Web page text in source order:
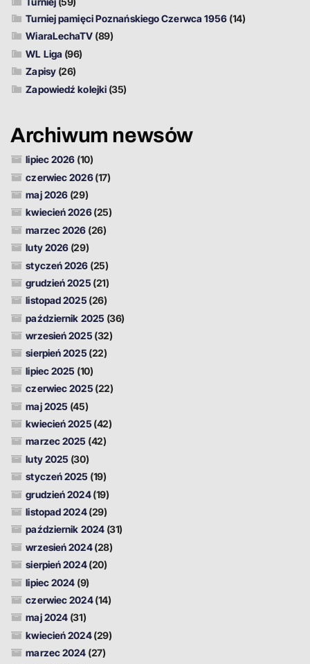
Turniej pamięci Poznańskiego Czerwca 1956 (14)
WiaraLechaTV (89)
WL Liga (96)
Zapisy(26)
Zapowiedź kolejki (35)
Archiwum newsów
lipiec 2026 (10)
czerwiec 2026(17)
maj 2026 (29)
kwiecień 2026(25)
marzec 2026 (26)
luty 2026 (29)
styczeń 2026 (25)
grudzień 2025 (21)
listopad 2025 (26)
październik 2025 (36)
wrzesień 2025 (32)
sierpień 2025 (22)
lipiec 2025 (10)
czerwiec 2025 (22)
maj 2025 (45)
kwiecień 2025 (42)
marzec 2025 (42)
luty 2025 (30)
styczeń 2025 (19)
grudzień 2024(19)
listopad 2024(29)
październik 2024(31)
wrzesień 2024(28)
sierpień 2024(20)
lipiec 2024 (9)
czerwiec 2024(14)
maj 2024 (31)
kwiecień 2024(29)
marzec 2024 (27)